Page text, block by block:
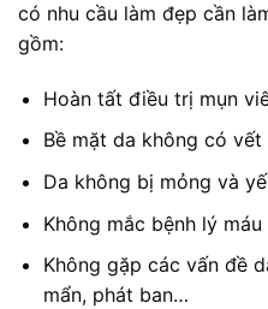
có nhu cầu làm đẹp cần
gồm:
Hoàn tất điều trị mụn
Bề mặt da không có
Da không bị mỏng và
Không mắc bệnh lý
Không gặp các vấn đề
mẩn, phát ban…